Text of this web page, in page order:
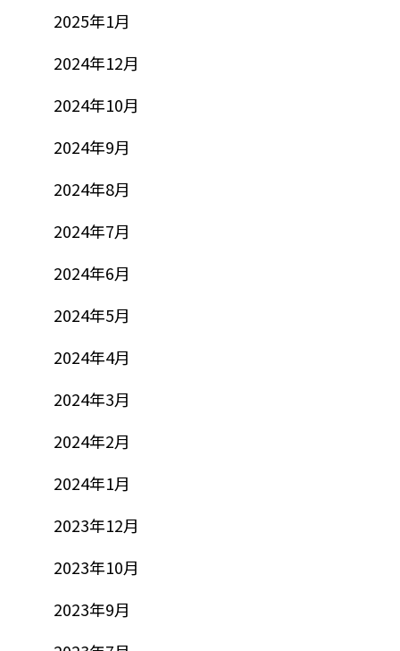
2025年1月
2024年12月
2024年10月
2024年9月
2024年8月
2024年7月
2024年6月
2024年5月
2024年4月
2024年3月
2024年2月
2024年1月
2023年12月
2023年10月
2023年9月